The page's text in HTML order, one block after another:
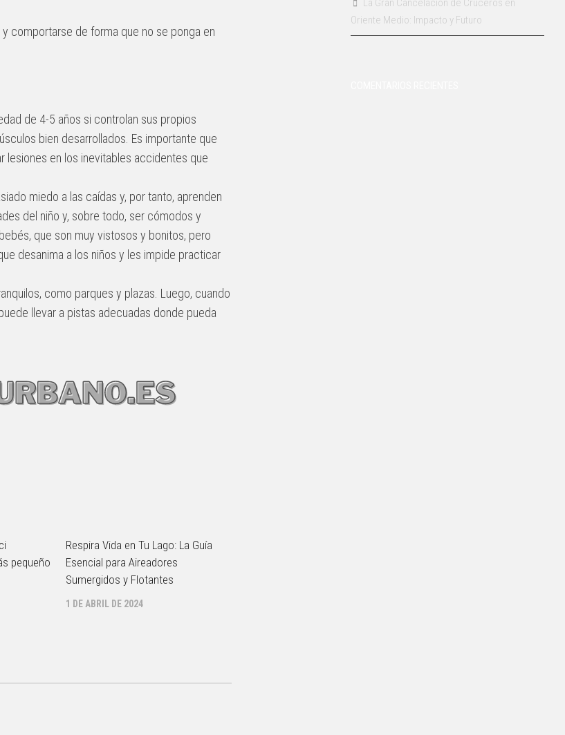
comportarse de forma que no se ponga en
de 4-5 años si controlan sus propios
bien desarrollados. Es importante que
lesiones en los inevitables accidentes que
miedo a las caídas y, por tanto, aprenden
del niño y, sobre todo, ser cómodos y
que son muy vistosos y bonitos, pero
desanima a los niños y les impide practicar
como parques y plazas. Luego, cuando
llevar a pistas adecuadas donde pueda
pequeño
Respira Vida en Tu Lago: La Guía
Esencial para Aireadores
Sumergidos y Flotantes
1 DE ABRIL DE 2024
La Gran Cancelación de Cruceros en
Oriente Medio: Impacto y Futuro